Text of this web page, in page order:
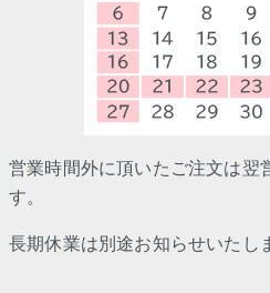
営業時間外に頂いたご注文は翌
す。
長期休業は別途お知らせいたし